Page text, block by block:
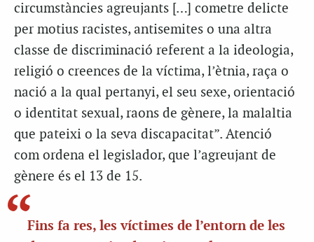
circumstàncies agreujants […] cometre delicte
per motius racistes, antisemites o una altra
classe de discriminació referent a la ideologia,
religió o creences de la víctima, l’ètnia, raça o
nació a la qual pertanyi, el seu sexe, orientació
o identitat sexual, raons de gènere, la malaltia
que pateixi o la seva discapacitat”. Atenció
com ordena el legislador, que l’agreujant de
gènere és el 13 de 15.
Fins fa res, les víctimes de l’entorn de les